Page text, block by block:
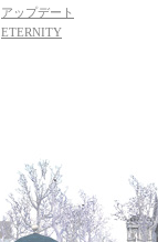
アップデート
ETERNITY